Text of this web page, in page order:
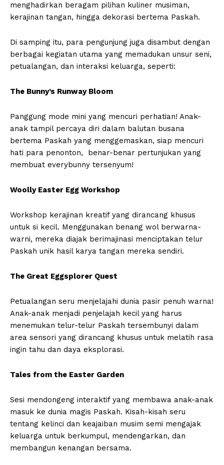
menghadirkan beragam pilihan kuliner musiman,
kerajinan tangan, hingga dekorasi bertema Paskah.
Di samping itu, para pengunjung juga disambut dengan
berbagai kegiatan utama yang memadukan unsur seni,
petualangan, dan interaksi keluarga, seperti:
The Bunny’s Runway Bloom
Panggung mode mini yang mencuri perhatian! Anak-
anak tampil percaya diri dalam balutan busana
bertema Paskah yang menggemaskan, siap mencuri
hati para penonton, benar-benar pertunjukan yang
membuat everybunny tersenyum!
Woolly Easter Egg Workshop
Workshop kerajinan kreatif yang dirancang khusus
untuk si kecil. Menggunakan benang wol berwarna-
warni, mereka diajak berimajinasi menciptakan telur
Paskah unik hasil karya tangan mereka sendiri.
The Great Eggsplorer Quest
Petualangan seru menjelajahi dunia pasir penuh warna!
Anak-anak menjadi penjelajah kecil yang harus
menemukan telur-telur Paskah tersembunyi dalam
area sensori yang dirancang khusus untuk melatih rasa
ingin tahu dan daya eksplorasi.
Tales from the Easter Garden
Sesi mendongeng interaktif yang membawa anak-anak
masuk ke dunia magis Paskah. Kisah-kisah seru
tentang kelinci dan keajaiban musim semi mengajak
keluarga untuk berkumpul, mendengarkan, dan
membangun kenangan bersama.